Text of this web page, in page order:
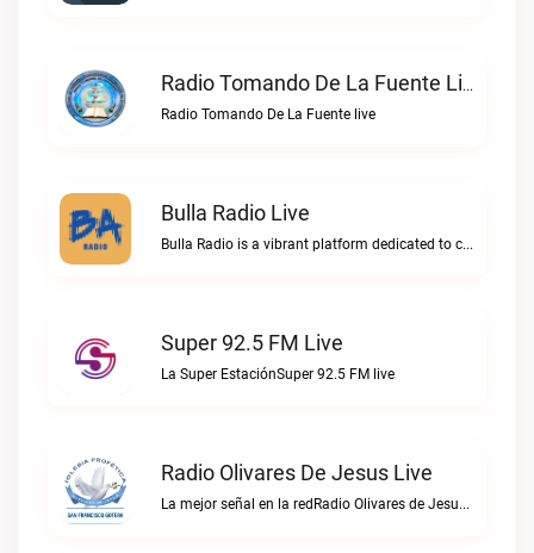
Radio Tomando De La Fuente Live
Radio Tomando De La Fuente live
Bulla Radio Live
Bulla Radio is a vibrant platform dedicated to celebrating the rich rock music scene of El SalvadorBulla Radio live
Super 92.5 FM Live
La Super EstaciónSuper 92.5 FM live
Radio Olivares De Jesus Live
La mejor señal en la redRadio Olivares de Jesus live